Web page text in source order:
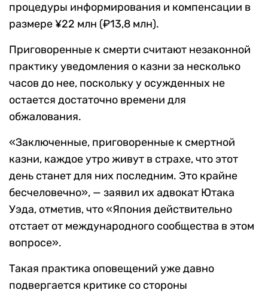
процедуры информирования и компенсации в
размере ¥22 млн (₽13,8 млн).
Приговоренные к смерти считают незаконной
практику уведомления о казни за несколько
часов до нее, поскольку у осужденных не
остается достаточно времени для
обжалования.
«Заключенные, приговоренные к смертной
казни, каждое утро живут в страхе, что этот
день станет для них последним. Это крайне
бесчеловечно», — заявил их адвокат Ютака
Уэда, отметив, что «Япония действительно
отстает от международного сообщества в этом
вопросе».
Такая практика оповещений уже давно
подвергается критике со стороны